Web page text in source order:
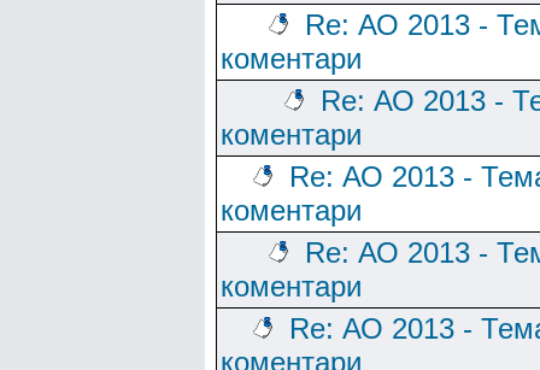
Re: АО 2013 -
коментари
Re: АО 2013 -
коментари
Re: АО 2013 -
коментари
Re: АО 2013 -
коментари
Re: АО 2013 -
коментари